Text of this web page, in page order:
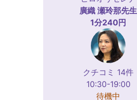
廣織 瀬玲那先生
1分240円
クチコミ 14件
10:30-19:00
待機中